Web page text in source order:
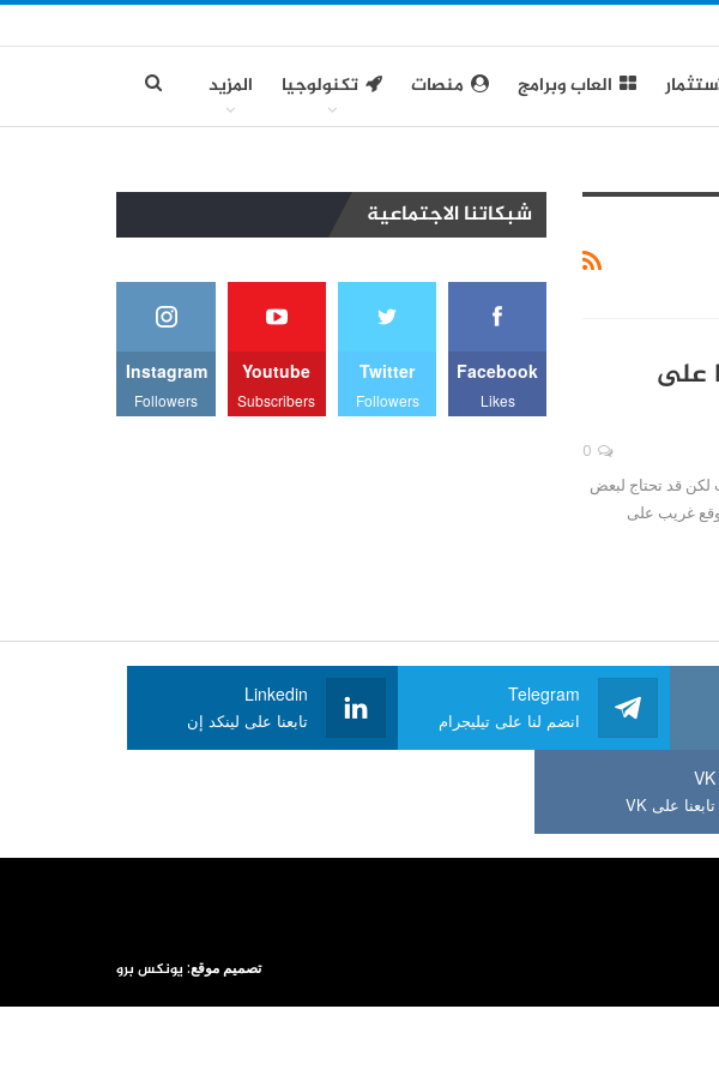
العاب وبرامج منصات تكنولوجيا المزيد
على
لكن قد تحتاج لبعض
وقع غريب على
شبكاتنا الاجتماعية
Facebook
Likes
Twitter
Followers
Youtube
Subscribers
Instagram
Followers
Telegram
انضم لنا على تيليجرام
Linkedin
تابعنا على لينكد إن
VK
تابعنا على VK
تصميم موقع: يونكس برو